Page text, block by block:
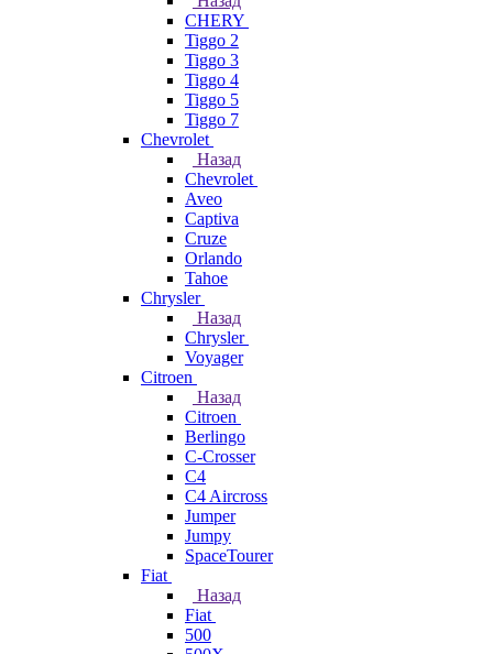
CHERY
Tiggo 2
Tiggo 3
Tiggo 4
Tiggo 5
Tiggo 7
Chevrolet
Назад
Chevrolet
Aveo
Captiva
Cruze
Orlando
Tahoe
Chrysler
Назад
Chrysler
Voyager
Citroen
Назад
Citroen
Berlingo
C-Crosser
C4
C4 Aircross
Jumper
Jumpy
SpaceTourer
Fiat
Назад
Fiat
500